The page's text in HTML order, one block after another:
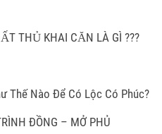
THỦ KHAI CĂN LÀ GÌ ???
Thế Nào Để Có Lộc Có Phúc?
ĐỒNG – MỞ PHỦ